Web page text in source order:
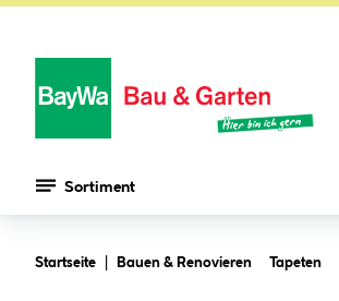
Sortiment
Startseite Bauen & Renovieren Tapeten